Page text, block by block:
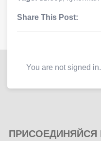
Share This Post:
You are not signed in.